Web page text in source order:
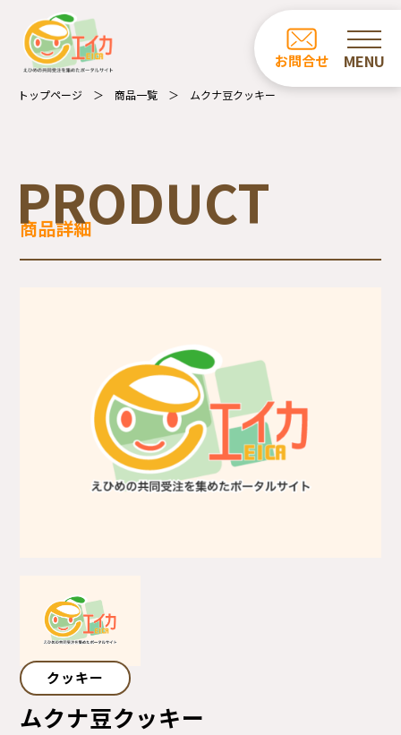
トップページ 商品一覧 ムクナ豆クッキー
お問合せ
事業所の紹介
エイカについて
サイトマップ
プライバシーポリシー
ご利用ガイド
PRODUCT
商品詳細
クッキー
ムクナ豆クッキー